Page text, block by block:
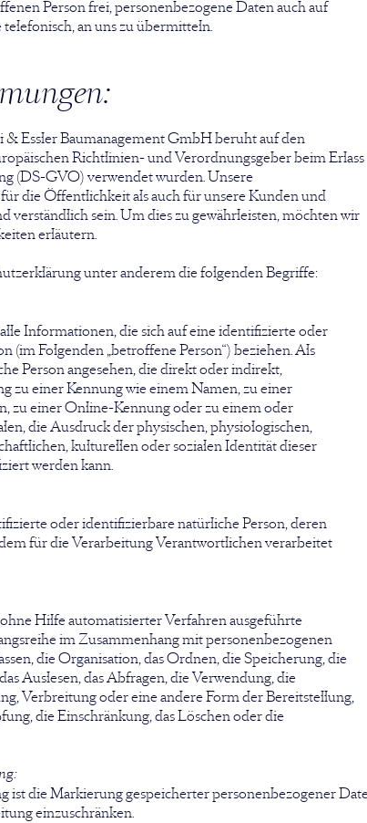
Person frei, personenbezogene Daten auch auf
an uns zu übermitteln.
Essler Baumanagement GmbH beruht auf den
Richtlinien- und Verordnungsgeber beim Erlass
(DS-GVO) verwendet wurden. Unsere
die Öffentlichkeit als auch für unsere Kunden und
verständlich sein. Um dies zu gewährleisten, möchten wir
erläutern.
unter anderem die folgenden Begriffe:
Informationen, die sich auf eine identifizierte oder
(im Folgenden „betroffene Person“) beziehen. Als
Person angesehen, die direkt oder indirekt,
zu einer Kennung wie einem Namen, zu einer
zu einer Online-Kennung oder zu einem oder
die Ausdruck der physischen, physiologischen,
kulturellen oder sozialen Identität dieser
werden kann.
oder identifizierbare natürliche Person, deren
für die Verarbeitung Verantwortlichen verarbeitet
Hilfe automatisierter Verfahren ausgeführte
im Zusammenhang mit personenbezogenen
die Organisation, das Ordnen, die Speicherung, die
Auslesen, das Abfragen, die Verwendung, die
Verbreitung oder eine andere Form der Bereitstellung,
die Einschränkung, das Löschen oder die
ist die Markierung gespeicherter personenbezogener
einzuschränken.